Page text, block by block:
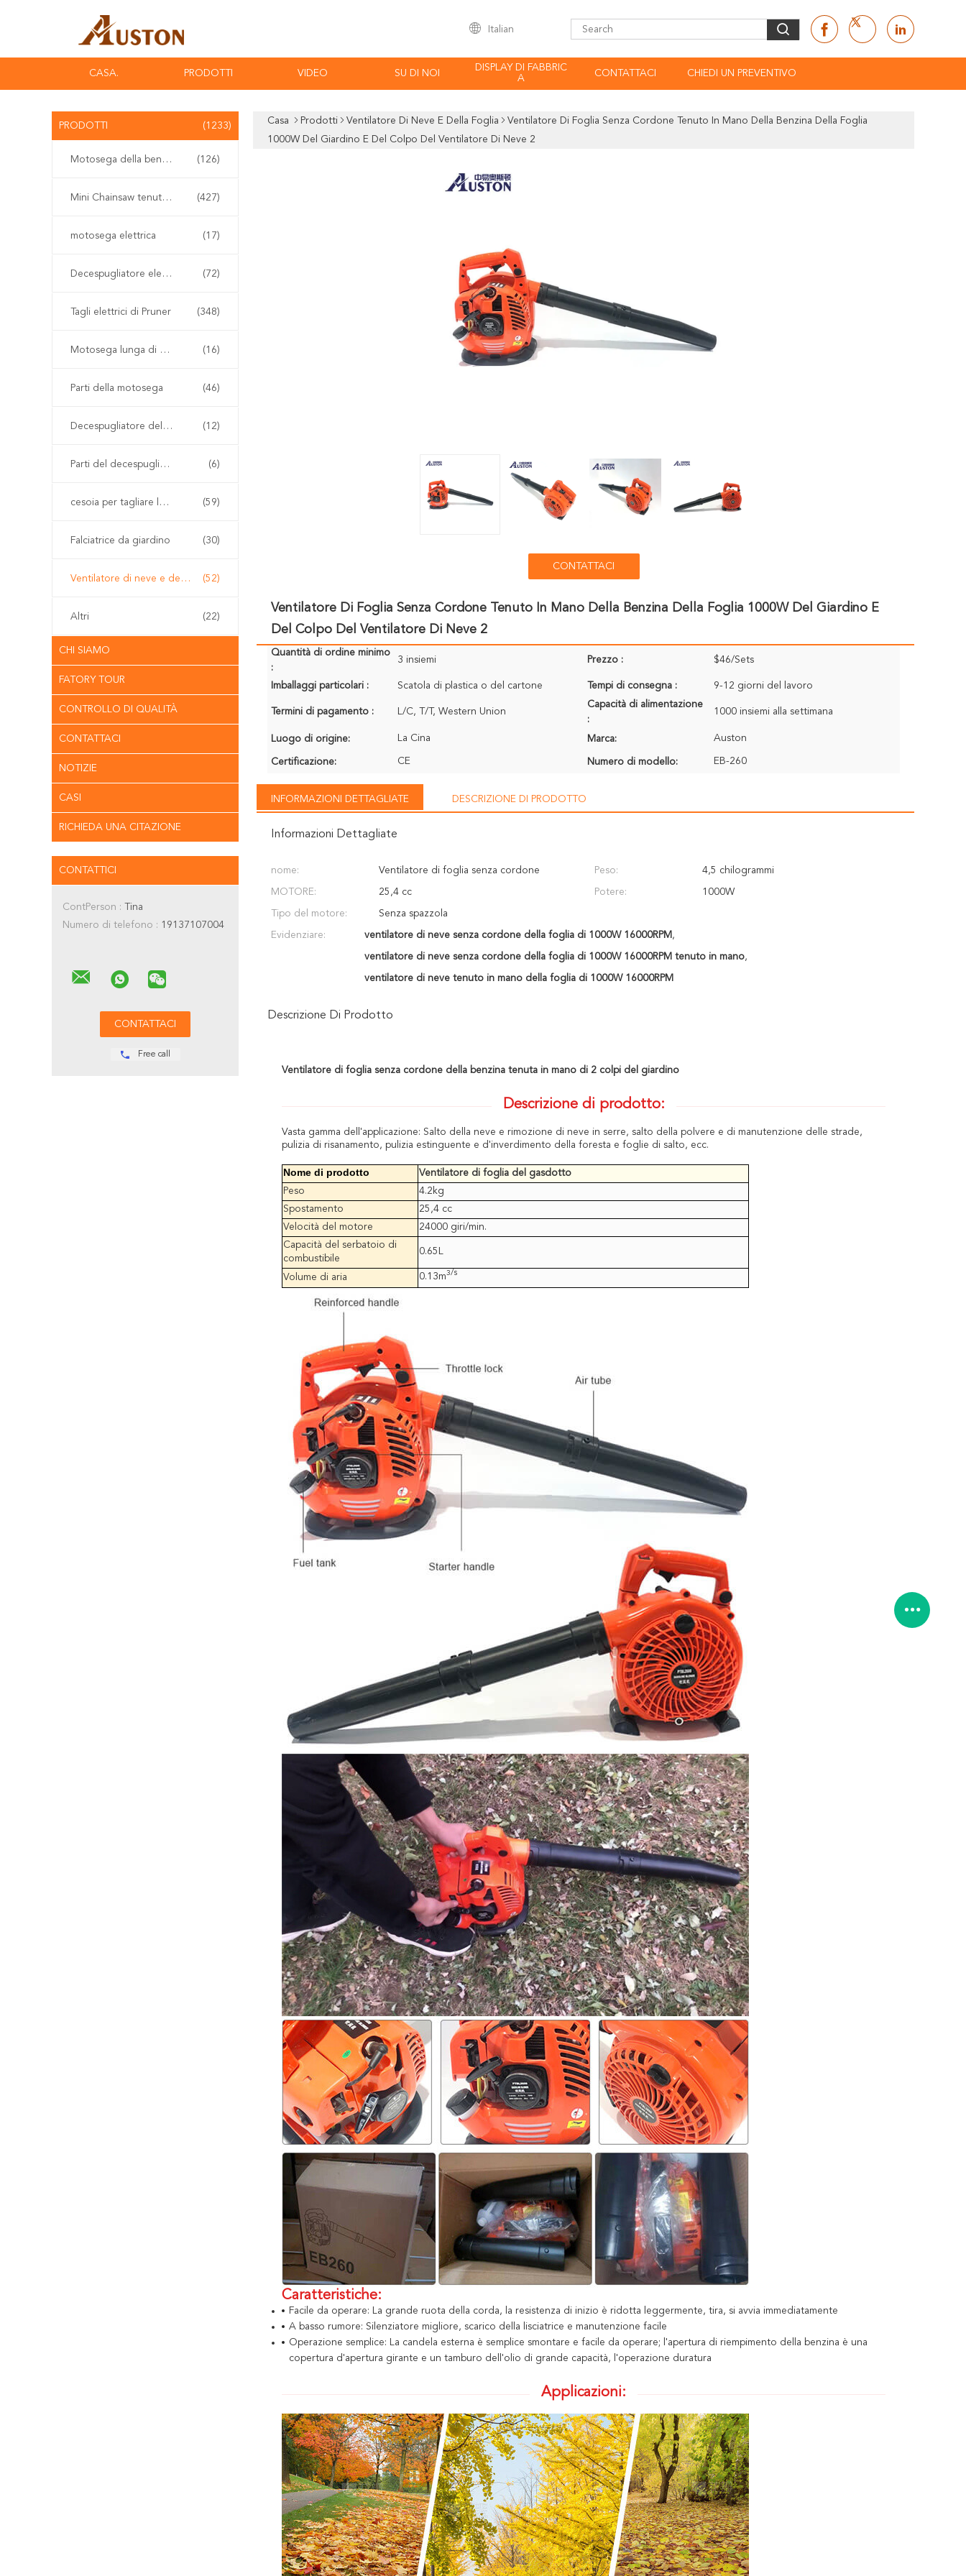
Italian
CASA. PRODOTTI VIDEO SU DI NOI
DISPLAY DI FABBRIC
A
CONTATTACI CHIEDI UN PREVENTIVO
PRODOTTI (1233)
Motosega della benzina (126)
Mini Chainsaw tenuto in mano (427)
motosega elettrica (17)
Decespugliatore elettrico (72)
Tagli elettrici di Pruner (348)
Motosega lunga di Palo (16)
Parti della motosega (46)
Decespugliatore della benzina (12)
Parti del decespugliatore (6)
cesoia per tagliare le siepi senza cordone (59)
Falciatrice da giardino (30)
Ventilatore di neve e della foglia (52)
Altri (22)
CHI SIAMO
FATORY TOUR
CONTROLLO DI QUALITÀ
CONTATTACI
NOTIZIE
CASI
RICHIEDA UNA CITAZIONE
CONTATTICI
ContPerson : Tina
Numero di telefono : 19137107004
Free call
Casa Prodotti Ventilatore Di Neve E Della Foglia
Ventilatore Di Foglia Senza Cordone Tenuto In Mano Della Benzina Della Foglia
1000W Del Giardino E Del Colpo Del Ventilatore Di Neve 2
CONTATTACI
Ventilatore Di Foglia Senza Cordone Tenuto In Mano Della Benzina Della Foglia 1000W Del Giardino E
Del Colpo Del Ventilatore Di Neve 2
Quantità di ordine minimo
:
3 insiemi Prezzo : $46/Sets
Imballaggi particolari : Scatola di plastica o del cartone Tempi di consegna : 9-12 giorni del lavoro
Termini di pagamento : L/C, T/T, Western Union
Capacità di alimentazione
:
1000 insiemi alla settimana
Luogo di origine: La Cina Marca: Auston
Certificazione: CE Numero di modello: EB-260
INFORMAZIONI DETTAGLIATE DESCRIZIONE DI PRODOTTO
Informazioni Dettagliate
nome: Ventilatore di foglia senza cordone Peso: 4,5 chilogrammi
MOTORE: 25,4 cc Potere: 1000W
Tipo del motore: Senza spazzola
Evidenziare: ventilatore di neve senza cordone della foglia di 1000W 16000RPM ,
ventilatore di neve senza cordone della foglia di 1000W 16000RPM tenuto in mano,
ventilatore di neve tenuto in mano della foglia di 1000W 16000RPM
Descrizione Di Prodotto
Ventilatore di foglia senza cordone della benzina tenuta in mano di 2 colpi del giardino
Descrizione di prodotto:
Vasta gamma dell'applicazione: Salto della neve e rimozione di neve in serre, salto della polvere e di manutenzione delle strade,
pulizia di risanamento, pulizia estinguente e d'inverdimento della foresta e foglie di salto, ecc.
Nome di prodotto
Ventilatore di foglia del gasdotto
Peso
4.2kg
Spostamento
25,4 cc
Velocità del motore
24000 giri/min.
Capacità del serbatoio di
combustibile
0.65L
Volume di aria 0.13m3/s
Caratteristiche:
Facile da operare: La grande ruota della corda, la resistenza di inizio è ridotta leggermente, tira, si avvia immediatamente
A basso rumore: Silenziatore migliore, scarico della lisciatrice e manutenzione facile
Operazione semplice: La candela esterna è semplice smontare e facile da operare; l'apertura di riempimento della benzina è una
copertura d'apertura girante e un tamburo dell'olio di grande capacità, l'operazione duratura
Applicazioni: